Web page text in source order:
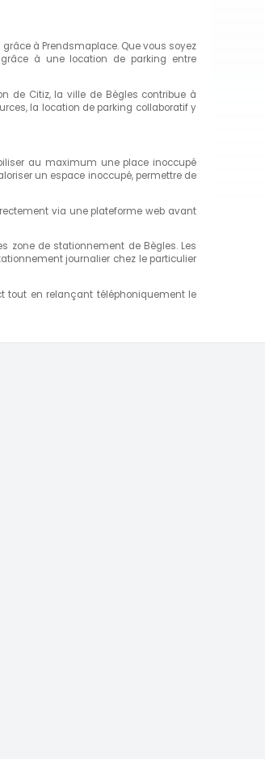
à Prendsmaplace. Que vous soyez
à une location de parking entre
de Citiz, la ville de Bègles contribue à
la location de parking collaboratif y
au maximum une place inoccupé
un espace inoccupé, permettre de
via une plateforme web avant
zone de stationnement de Bègles. Les
journalier chez le particulier
tout en relançant téléphoniquement le